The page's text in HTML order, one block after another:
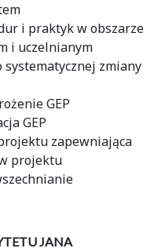
i praktyk w obszarze
i uczelnianym
systematycznej zmiany
GEP
GEP
zapewniająca
projektu
JANA